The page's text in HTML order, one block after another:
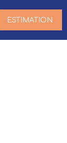
ESTIMATION